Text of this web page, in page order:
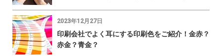
2023年12月27日
印刷会社でよく耳にする印刷色をご紹介！金赤？
赤金？青金？